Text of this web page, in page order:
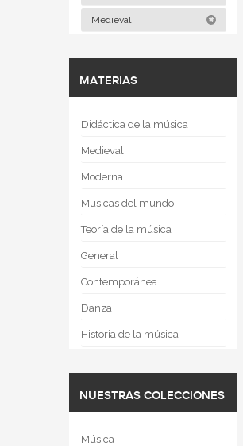
Medieval
MATERIAS
Didáctica de la música
Medieval
Moderna
Musicas del mundo
Teoría de la música
General
Contemporánea
Danza
Historia de la música
NUESTRAS COLECCIONES
Música